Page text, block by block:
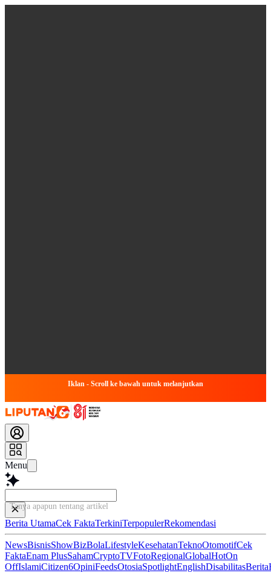
Iklan - Scroll ke bawah untuk melanjutkan
Menu
Tanya apapun tentang artikel ini...
Berita UtamaCek FaktaTerkiniTerpopulerRekomendasi
NewsBisnisShowBizBolaLifestyleKesehatanTeknoOtomotifCek
FaktaEnam PlusSahamCryptoTVFotoRegionalGlobalHotOn
OffIslamiCitizen6OpiniFeedsOtosiaSpotlightEnglishDisabilitasBerita